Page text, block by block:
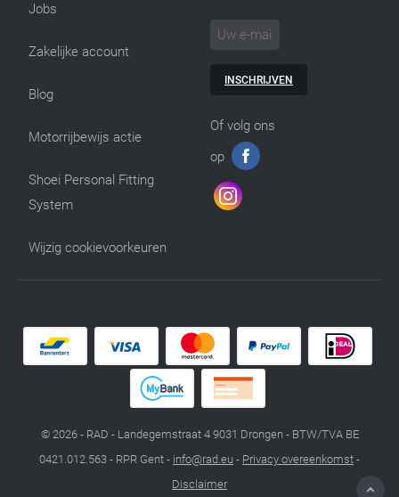
Jobs
Zakelijke account
Blog
Motorrijbewijs actie
Shoei Personal Fitting
System
Wijzig cookievoorkeuren
INSCHRIJVEN
Of volg ons
op
© 2026 - RAD - Landegemstraat 4 9031 Drongen - BTW/TVA BE
0421.012.563 - RPR Gent - info@rad.eu - Privacy overeenkomst -
Disclaimer